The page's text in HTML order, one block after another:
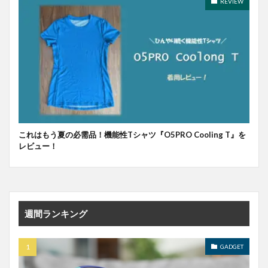
REVIEW
これはもう夏の必需品！機能性Tシャツ『O5PRO Cooling T』を
レビュー！
週間ランキング
GADGET